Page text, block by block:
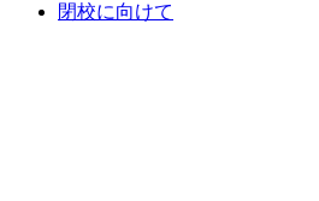
閉校に向けて